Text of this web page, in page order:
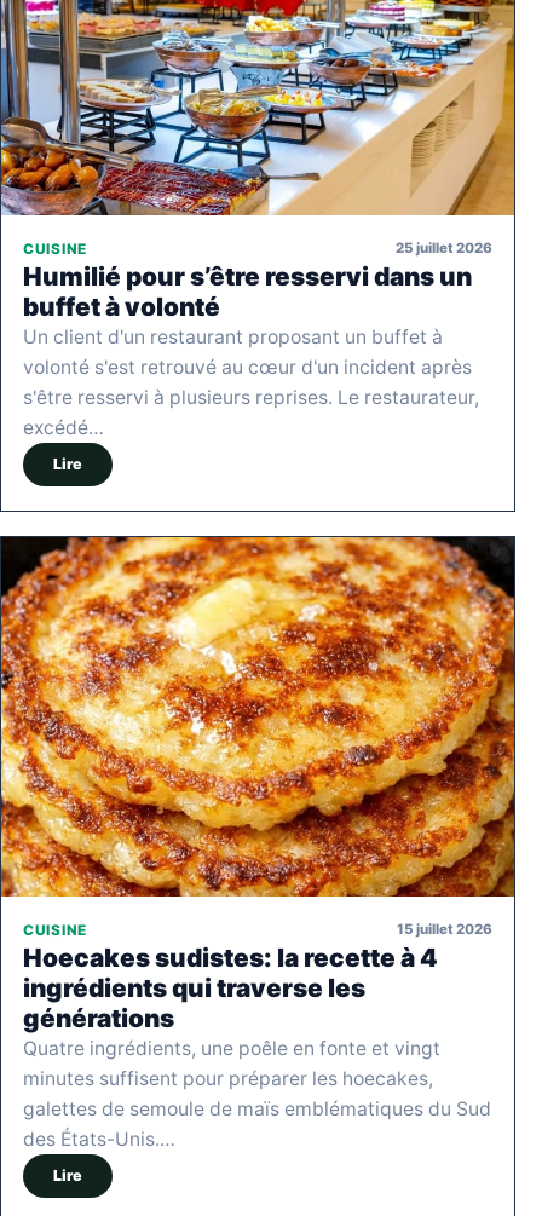
CUISINE 25 juillet 2026
Humilié pour s’être resservi dans un
buffet à volonté
Un client d'un restaurant proposant un buffet à
volonté s'est retrouvé au cœur d'un incident après
s'être resservi à plusieurs reprises. Le restaurateur,
excédé…
Lire
CUISINE 15 juillet 2026
Hoecakes sudistes: la recette à 4
ingrédients qui traverse les
générations
Quatre ingrédients, une poêle en fonte et vingt
minutes suffisent pour préparer les hoecakes,
galettes de semoule de maïs emblématiques du Sud
des États-Unis.…
Lire